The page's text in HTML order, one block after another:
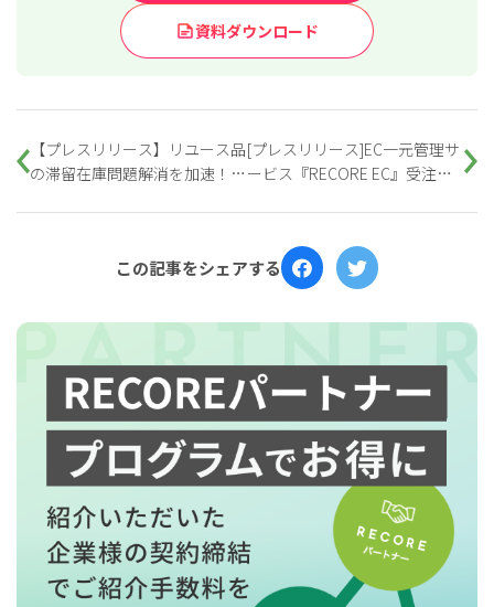
資料ダウンロード
【プレスリリース】リユース品
の滞留在庫問題解消を加速！
[プレスリリース]EC一元管理サ
ービス『RECORE EC』受注数
この記事をシェアする
for Retail 小売業の方向けサービス
資料ダウンロードの一覧へ
for Reuse中古買取業者向けサービス
for Retail 小売業の方向けサービス
お問い合わせフォームへ
for Reuse中古買取業者向けサービス